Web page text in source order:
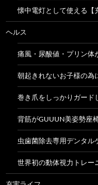
懐中電灯として使える【
ヘルス
痛風・尿酸値・プリン体
朝起きれないお子様の為
巻き爪をしっかりガード
背筋がGUUUN美姿勢座
虫歯菌除去専用デンタル
世界初の動体視力トレー